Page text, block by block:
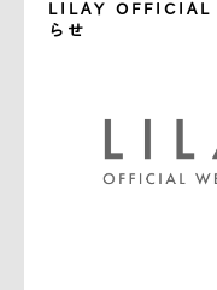
LILAY OFFICIAL
らせ